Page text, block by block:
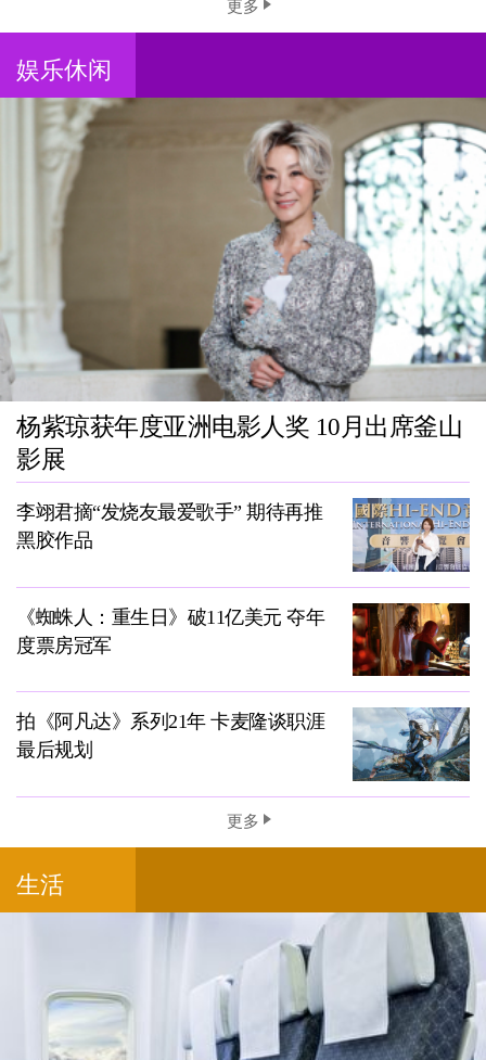
更多
娱乐休闲
杨紫琼获年度亚洲电影人奖 10月出席釜山
影展
李翊君摘“发烧友最爱歌手” 期待再推
黑胶作品
《蜘蛛人：重生日》破11亿美元 夺年
度票房冠军
拍《阿凡达》系列21年 卡麦隆谈职涯
最后规划
更多
生活